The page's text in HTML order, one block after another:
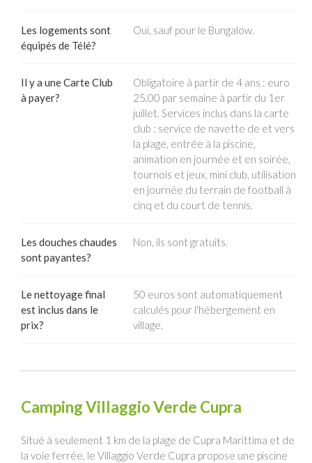
Les logements sont
équipés de Télé?
Oui, sauf pour le Bungalow.
Il y a une Carte Club
à payer?
Obligatoire à partir de 4 ans : euro
25,00 par semaine à partir du 1er
juillet. Services inclus dans la carte
club : service de navette de et vers
la plage, entrée à la piscine,
animation en journée et en soirée,
tournois et jeux, mini club, utilisation
en journée du terrain de football à
cinq et du court de tennis.
Les douches chaudes
sont payantes?
Non, ils sont gratuits.
Le nettoyage final
est inclus dans le
prix?
50 euros sont automatiquement
calculés pour l'hébergement en
village.
Camping Villaggio Verde Cupra
Situé à seulement 1 km de la plage de Cupra Marittima et de
la voie ferrée, le Villaggio Verde Cupra propose une piscine